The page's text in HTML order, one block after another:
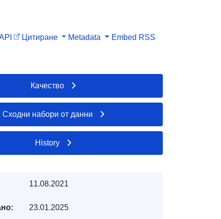
Цитиране Metadata Embed RSS
Качество
Сходни набори от данни
History
11.08.2021
23.01.2025